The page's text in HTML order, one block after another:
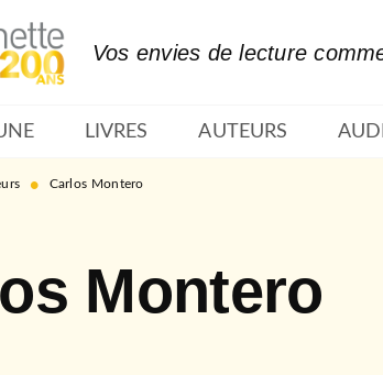
RECHERCHE
Vos envies de lecture
LIVRES AUTEURS
• Carlos Montero
Montero